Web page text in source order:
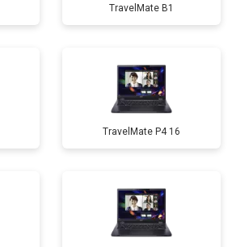
TravelMate B1
TravelMate P4 16